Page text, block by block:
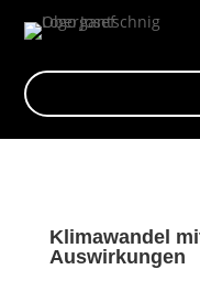
Klimawandel
Auswirkungen